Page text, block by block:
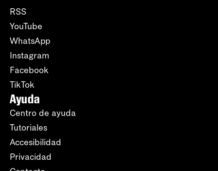
RSS
YouTube
WhatsApp
Instagram
Facebook
TikTok
Ayuda
Centro de ayuda
Tutoriales
Accesibilidad
Privacidad